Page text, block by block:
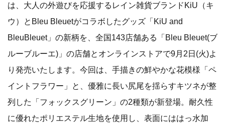
は、大人の外遊びを応援するレイン雑貨ブランドKiU（キ
ウ）とBleu Bleuetがコラボしたグッズ「KiU and
BleuBleuet」の新柄を、全国143店舗ある「Bleu Bleuet(ブ
ルーブルーエ)」の店舗とオンラインストアで9月2日(火)よ
り発売いたします。今回は、手描きの鮮やかな花模様「ペ
イントフラワー」と、優雅に長い尻尾を揺らすキツネが整
列した「フォックスグリーン」の2種類が新登場。耐久性
に優れたポリエステル生地を使用し、表面にははっ水加